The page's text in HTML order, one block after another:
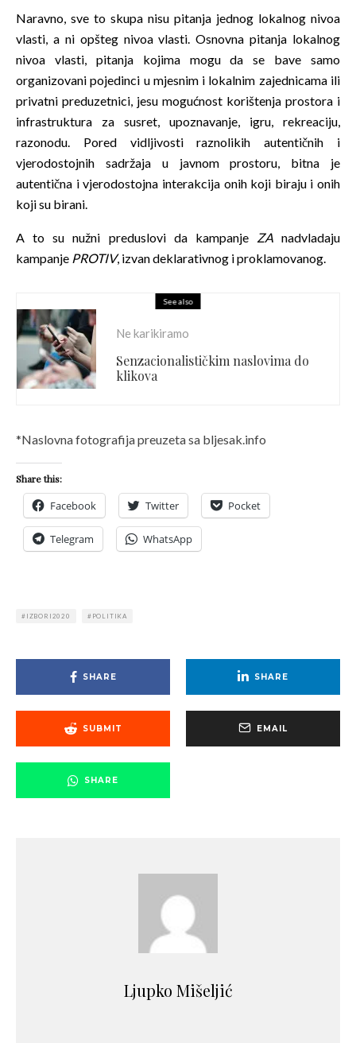
Naravno, sve to skupa nisu pitanja jednog lokalnog nivoa
vlasti, a ni opšteg nivoa vlasti. Osnovna pitanja lokalnog
nivoa vlasti, pitanja kojima mogu da se bave samo
organizovani pojedinci u mjesnim i lokalnim zajednicama ili
privatni preduzetnici, jesu mogućnost korištenja prostora i
infrastruktura za susret, upoznavanje, igru, rekreaciju,
razonodu. Pored vidljivosti raznolikih autentičnih i
vjerodostojnih sadržaja u javnom prostoru, bitna je
autentična i vjerodostojna interakcija onih koji biraju i onih
koji su birani.
A to su nužni preduslovi da kampanje ZAnadvladaju
kampanje PROTIV, izvan deklarativnog i proklamovanog.
See also
Ne karikiramo
Senzacionalističkim naslovima do
klikova
*Naslovna fotografija preuzeta sa bljesak.info
Share this:
Facebook Twitter Pocket
Telegram WhatsApp
IZBORI2020 POLITIKA
SHARE SHARE
SUBMIT EMAIL
SHARE
Ljupko Mišeljić